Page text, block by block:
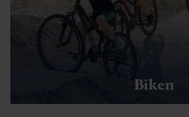
Biken